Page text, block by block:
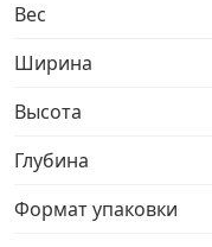
Вес
Ширина
Высота
Глубина
Формат упаковки